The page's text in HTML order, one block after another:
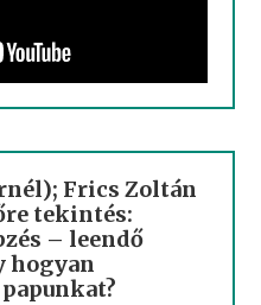
Frics Zoltán
tekintés:
– leendő
hogyan